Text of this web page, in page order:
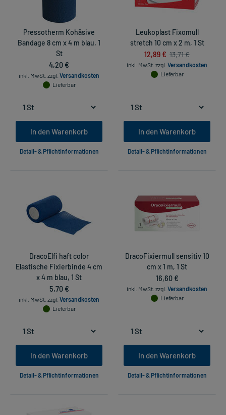
Pressotherm Kohäsive
Bandage 8 cm x 4 m blau, 1
St
4,20 €
inkl. MwSt. zzgl. Versandkosten
Lieferbar
In den Warenkorb
Detail- & Pflichtinformationen
Leukoplast Fixomull
stretch 10 cm x 2 m, 1 St
12,89 € 13,71 €
inkl. MwSt. zzgl. Versandkosten
Lieferbar
In den Warenkorb
Detail- & Pflichtinformationen
DracoElfi haft color
Elastische Fixierbinde 4 cm
x 4 m blau, 1 St
5,70 €
inkl. MwSt. zzgl. Versandkosten
Lieferbar
In den Warenkorb
Detail- & Pflichtinformationen
DracoFixiermull sensitiv 10
cm x 1 m, 1 St
16,60 €
inkl. MwSt. zzgl. Versandkosten
Lieferbar
In den Warenkorb
Detail- & Pflichtinformationen